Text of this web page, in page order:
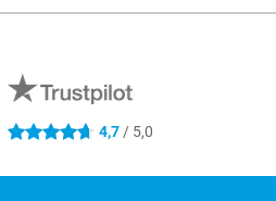
4.7 étoiles 4,7 / 5,0